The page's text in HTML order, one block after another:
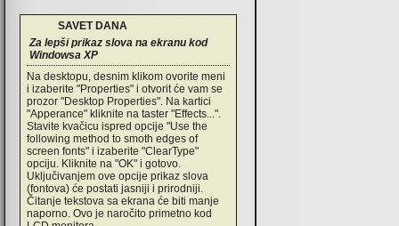
SAVET DANA
Za lepši prikaz slova na ekranu kod
Windowsa XP
Na desktopu, desnim klikom ovorite meni
i izaberite "Properties" i otvorit će vam se
prozor "Desktop Properties". Na kartici
"Apperance" kliknite na taster "Effects...".
Stavite kvačicu ispred opcije "Use the
following method to smoth edges of
screen fonts" i izaberite "ClearType"
opciju. Kliknite na "OK" i gotovo.
Uključivanjem ove opcije prikaz slova
(fontova) će postati jasniji i prirodniji.
Čitanje tekstova sa ekrana će biti manje
naporno. Ovo je naročito primetno kod